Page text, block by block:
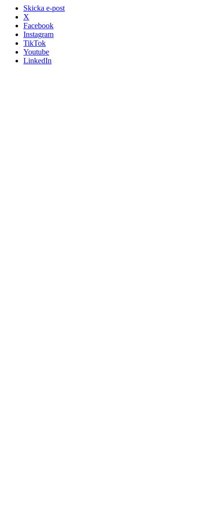
Skicka e-post
X
Facebook
Instagram
TikTok
Youtube
LinkedIn